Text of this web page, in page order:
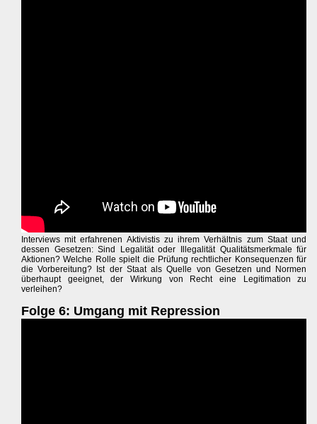
Interviews mit erfahrenen Aktivistis zu ihrem Verhältnis zum Staat und
dessen Gesetzen: Sind Legalität oder Illegalität Qualitätsmerkmale für
Aktionen? Welche Rolle spielt die Prüfung rechtlicher Konsequenzen für
die Vorbereitung? Ist der Staat als Quelle von Gesetzen und Normen
überhaupt geeignet, der Wirkung von Recht eine Legitimation zu
verleihen?
Folge 6: Umgang mit Repression